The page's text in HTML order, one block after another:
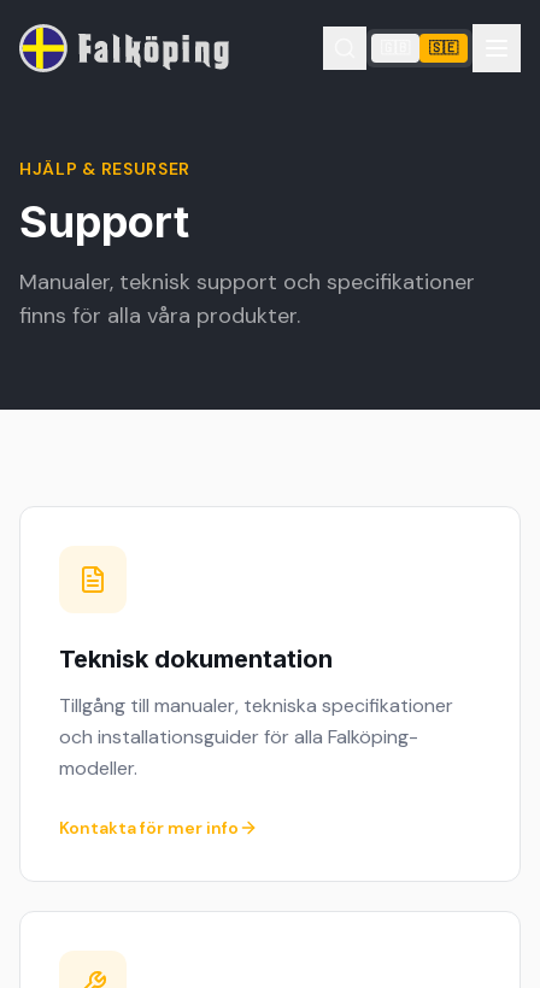
🇸🇪
HJÄLP & RESURSER
Support
Manualer, teknisk support och specifikationer
finns för alla våra produkter.
Teknisk dokumentation
Tillgång till manualer, tekniska specifikationer
och installationsguider för alla Falköping-
modeller.
Kontakta för mer info